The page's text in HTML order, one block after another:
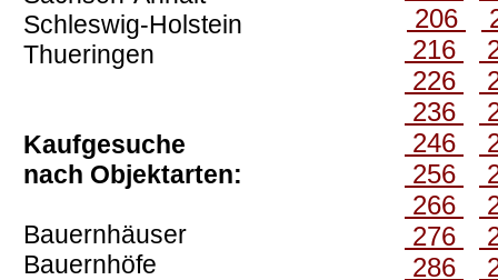
Schleswig-Holstein
Thueringen
Kaufgesuche
nach Objektarten:
Bauernhäuser
Bauernhöfe
206
216
226
236
246
256
266
276
286